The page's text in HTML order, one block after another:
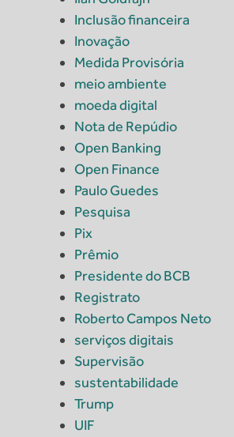
Inclusão financeira
Inovação
Medida Provisória
meio ambiente
moeda digital
Nota de Repúdio
Open Banking
Open Finance
Paulo Guedes
Pesquisa
Pix
Prêmio
Presidente do BCB
Registrato
Roberto Campos Neto
serviços digitais
Supervisão
sustentabilidade
Trump
UIF